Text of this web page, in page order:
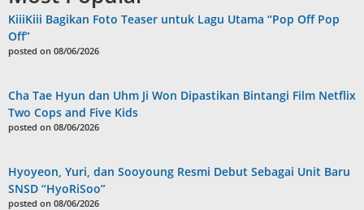
KiiiKiii Bagikan Foto Teaser untuk Lagu Utama “Pop Off Pop
Off”
posted on 08/06/2026
Cha Tae Hyun dan Uhm Ji Won Dipastikan Bintangi Film Netflix
Two Cops and Five Kids
posted on 08/06/2026
Hyoyeon, Yuri, dan Sooyoung Resmi Debut Sebagai Unit Baru
SNSD “HyoRiSoo”
posted on 08/06/2026